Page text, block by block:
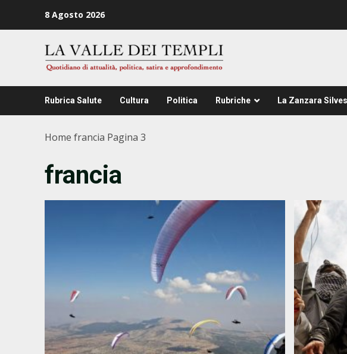
8 Agosto 2026
Rubrica Salute Cultura Politica Rubriche La Zanzara
Home francia Pagina 3
francia